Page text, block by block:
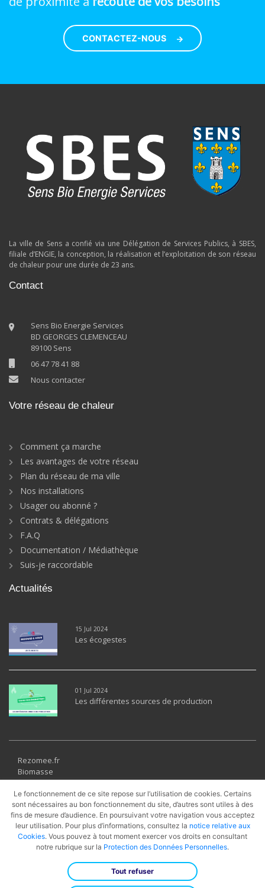
CONTACTEZ-NOUS
La ville de Sens a confié via une Délégation de Services Publics, à SBES,
filiale d’ENGIE, la conception, la réalisation et l’exploitation de son réseau
de chaleur pour une durée de 23 ans.
Contact
Sens Bio Energie Services
BD GEORGES CLEMENCEAU
89100 Sens
06 47 78 41 88
Nous contacter
Votre réseau de chaleur
Comment ça marche
Les avantages de votre réseau
Plan du réseau de ma ville
Nos installations
Usager ou abonné ?
Contrats & délégations
F.A.Q
Documentation / Médiathèque
Suis-je raccordable
Actualités
15 Jul 2024
Les écogestes
01 Jul 2024
Les différentes sources de production
Rezomee.fr
Biomasse
Géothermie
Solaire thermique
Récupération
UVE
PAC
Cogénération
Gaz Naturel
Le fonctionnement de ce site repose sur l’utilisation de cookies. Certains
sont nécessaires au bon fonctionnement du site, d’autres sont utiles à des
fins de mesure d’audience. En poursuivant votre navigation vous acceptez
leur utilisation. Pour plus d’informations, consultez la notice relative aux
Cookies. Vous pouvez à tout moment exercer vos droits en consultant
notre rubrique sur la Protection des Données Personnelles.
Tout refuser